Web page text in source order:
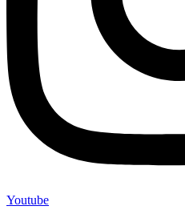
Youtube